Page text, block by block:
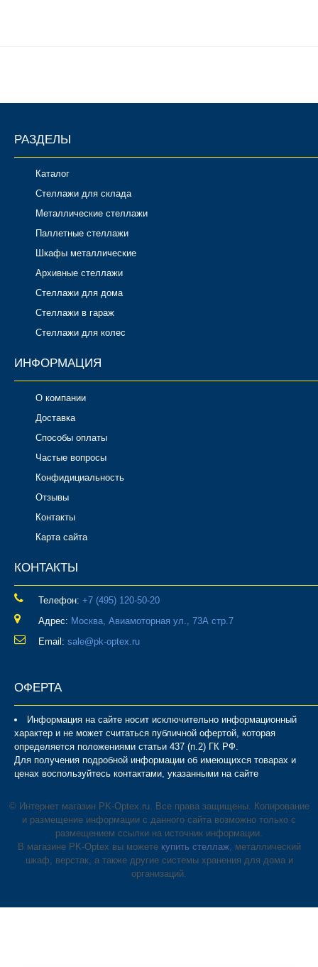
РАЗДЕЛЫ
Каталог
Стеллажи для склада
Металлические стеллажи
Паллетные стеллажи
Шкафы металлические
Архивные стеллажи
Стеллажи для дома
Стеллажи в гараж
Стеллажи для колес
ИНФОРМАЦИЯ
О компании
Доставка
Способы оплаты
Частые вопросы
Конфидициальность
Отзывы
Контакты
Карта сайта
КОНТАКТЫ
Телефон: ‎+7 (495) 120-50-20
Адрес: Москва, Авиамоторная ул., 73А стр.7
Email: sale@pk-optex.ru
ОФЕРТА
Информация на сайте носит исключительно информационный
характер и не может считаться публичной офертой, которая
определяется положениями статьи 437 (п.2) ГК РФ.
Для получения подробной информации об имеющихся товарах и
ценах воспользуйтесь контактами, указанными на сайте
© Интернет магазин PK-Optex.ru. Все права защищены. Копирование
и размещение информации с данного сайта возможно только с
размещением ссылки на источник информации.
В магазине PK-Optex вы можете купить стеллаж, металлический
шкаф, верстак, а также другие системы хранения для дома и
организаций.